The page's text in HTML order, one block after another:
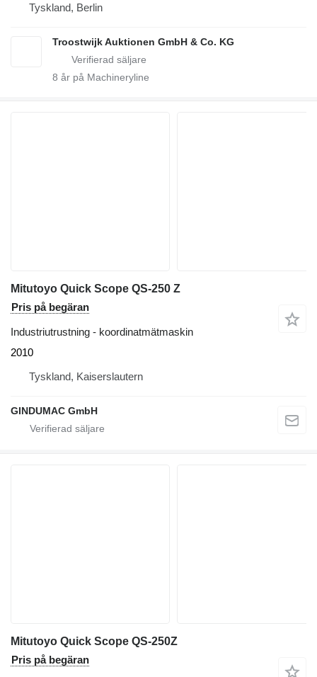
Tyskland, Berlin
Troostwijk Auktionen GmbH & Co. KG
8 år på Machineryline
Mitutoyo Quick Scope QS-250 Z
Pris på begäran
Industriutrustning - koordinatmätmaskin
2010
Tyskland, Kaiserslautern
GINDUMAC GmbH
Mitutoyo Quick Scope QS-250Z
Pris på begäran